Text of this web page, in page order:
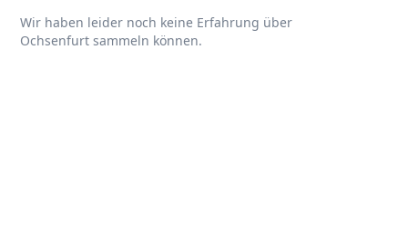
Wir haben leider noch keine Erfahrung über
Ochsenfurt sammeln können.